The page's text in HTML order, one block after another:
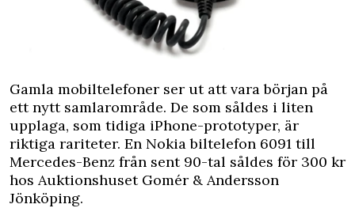
Gamla mobiltelefoner ser ut att vara början på
ett nytt samlarområde. De som såldes i liten
upplaga, som tidiga iPhone-prototyper, är
riktiga rariteter. En Nokia biltelefon 6091 till
Mercedes-Benz från sent 90-tal såldes för 300 kr
hos Auktionshuset Gomér & Andersson
Jönköping.